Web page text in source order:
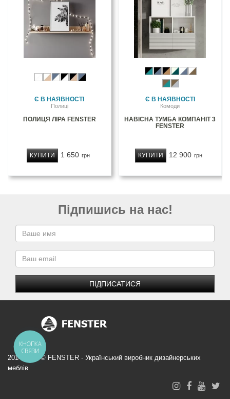
Є В НАЯВНОСТІ
Полиці
ПОЛИЦЯ ЛІРА FENSTER
1 650 грн
КУПИТИ
Є В НАЯВНОСТІ
Комоди
НАВІСНА ТУМБА КОМПАНІТ 3
FENSTER
12 900 грн
КУПИТИ
Підпишись на нас!
ПІДПИСАТИСЯ
2014-2026 © FENSTER - Український виробник дизайнерських
меблів
КНОПКА
СВЯЗИ